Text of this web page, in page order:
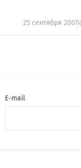
25 сентября 2007
E-mail